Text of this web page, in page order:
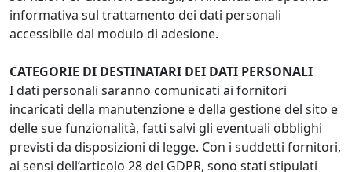
informativa sul trattamento dei dati personali
accessibile dal modulo di adesione.
CATEGORIE DI DESTINATARI DEI DATI PERSONALI
I dati personali saranno comunicati ai fornitori
incaricati della manutenzione e della gestione del sito e
delle sue funzionalità, fatti salvi gli eventuali obblighi
previsti da disposizioni di legge. Con i suddetti fornitori,
ai sensi dell’articolo 28 del GDPR, sono stati stipulati